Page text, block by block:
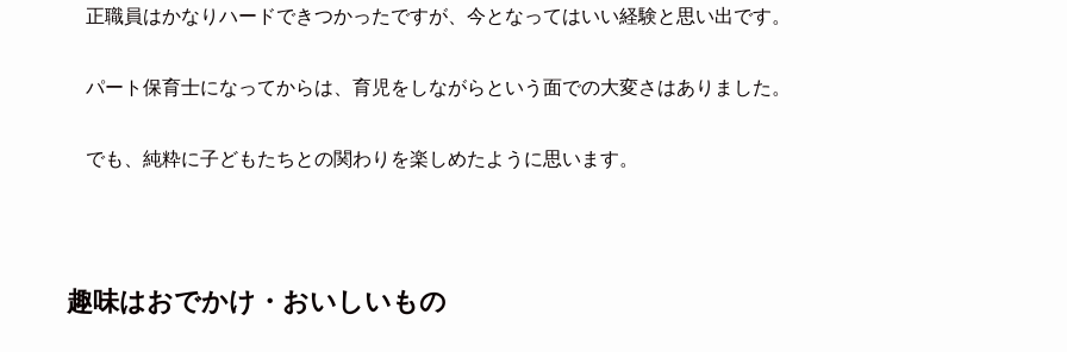
正職員はかなりハードできつかったですが、今となってはいい経験と思い出です。
パート保育士になってからは、育児をしながらという面での大変さはありました。
でも、純粋に子どもたちとの関わりを楽しめたように思います。
趣味はおでかけ・おいしいもの